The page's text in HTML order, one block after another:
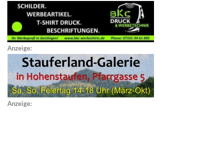
Anzeige:
Anzeige: